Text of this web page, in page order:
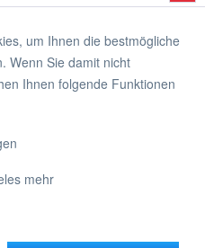
Standard Form
Standard Form
um Ihnen die bestmögliche
Wenn Sie damit nicht
Ihnen folgende Funktionen
mehr